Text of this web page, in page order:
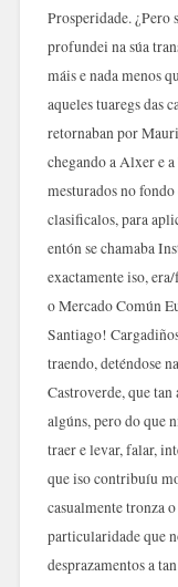
Prosperidade. ¿Pero
profundei na súa
máis e nada menos
aqueles tuaregs das
retornaban por
chegando a Alxer e
mesturados no
clasificalos, para
entón se chamaba
exactamente iso,
o Mercado Común
Santiago!
traendo, deténdose
Castroverde, que tan
algúns, pero do que
traer e levar, falar,
que iso contribuíu
casualmente tronza
particularidade que
desprazamentos a